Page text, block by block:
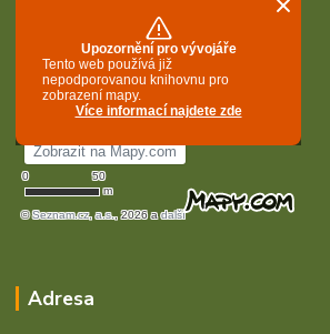
Adresa